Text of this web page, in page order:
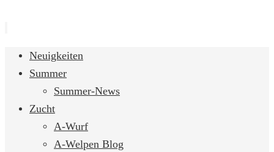
Zum
Inhalt
Neuigkeiten
Summer
Summer-News
Zucht
A-Wurf
A-Welpen Blog